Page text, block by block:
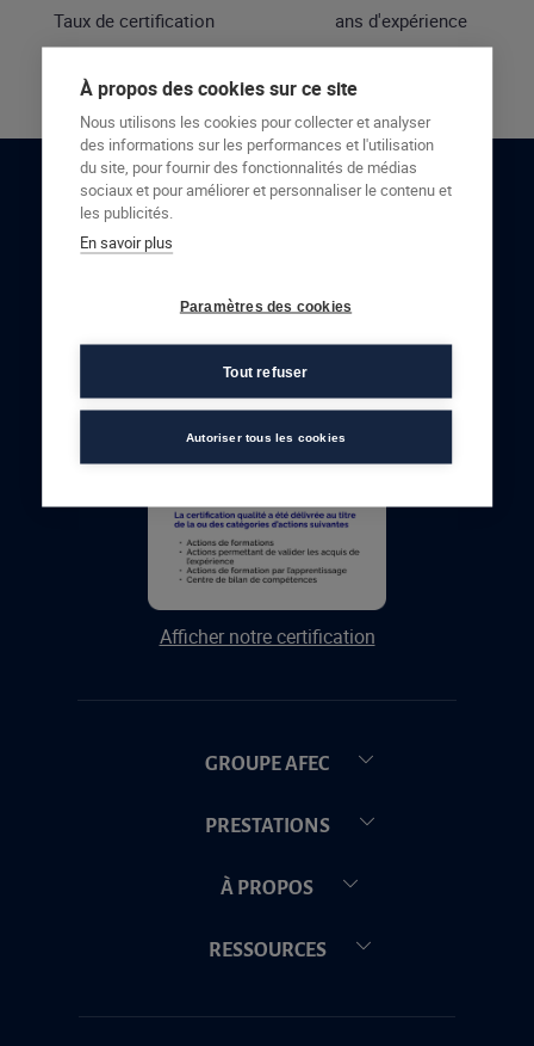
Taux de certification ans d'expérience
RESTONS EN CONTACT
Afficher notre certification
GROUPE AFEC
PRESTATIONS
À PROPOS
RESSOURCES
À propos des cookies sur ce site
Nous utilisons les cookies pour collecter et analyser
des informations sur les performances et l'utilisation
du site, pour fournir des fonctionnalités de médias
sociaux et pour améliorer et personnaliser le contenu et
les publicités.
En savoir plus
Paramètres des cookies
Tout refuser
Autoriser tous les cookies